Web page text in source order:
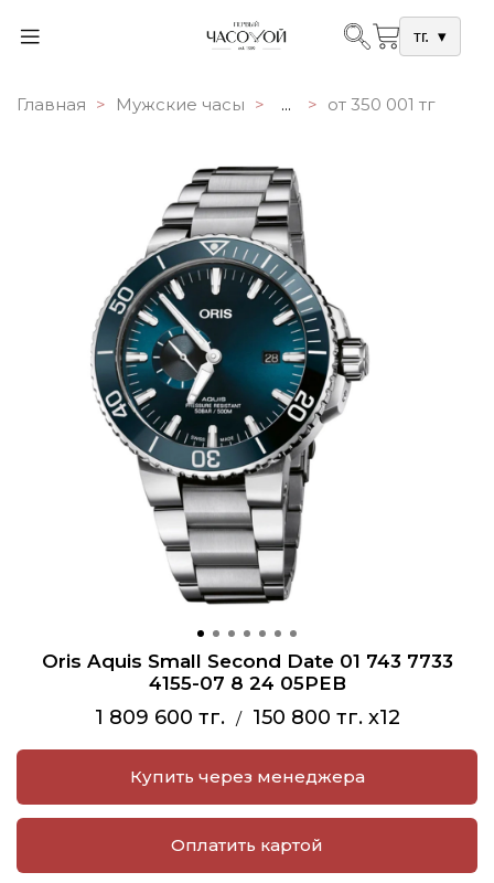
тг. ▾
Главная Мужские часы ... от 350 001 тг
Oris Aquis Small Second Date 01 743 7733
4155-07 8 24 05PEB
1 809 600 тг. / 150 800 тг. x12
Купить через менеджера
Оплатить картой